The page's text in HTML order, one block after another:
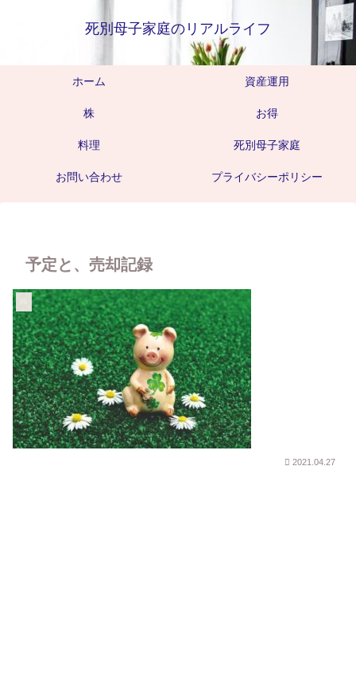
死別母子家庭のリアルライフ
ホーム 資産運用
株 お得
料理 死別母子家庭
お問い合わせ プライバシーポリシー
予定と、売却記録
2021.04.27